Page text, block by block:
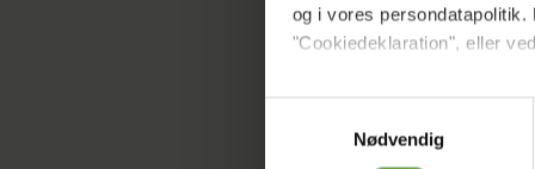
og i vores
"Cookiedeklaration", eller
Dine valg anvendes på hele
Vi ønsker dit samtykke til at
Nødvendig